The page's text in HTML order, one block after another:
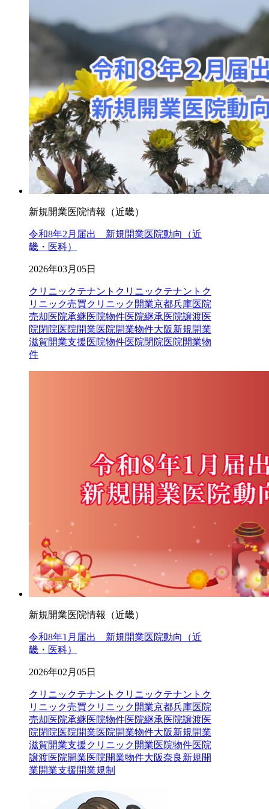
新規開業医院情報（近畿）
令和8年2月届出 新規開業医院動向（近
畿・医科）
2026年03月05日
クリニックテナント クリニックテナントク
リニック売買クリニック開業京都兵庫医院
売却医院承継医院物件医院継承医院譲渡医
院閉院医院開業医院開業物件大阪新規開業
滋賀開業支援医院物件医院閉院医院開業物
件
新規開業医院情報（近畿）
令和8年1月届出 新規開業医院動向（近
畿・医科）
2026年02月05日
クリニックテナント クリニックテナントク
リニック売買クリニック開業京都兵庫医院
売却医院承継医院物件医院継承医院譲渡医
院閉院医院開業医院開業物件大阪新規開業
滋賀開業支援クリニック開業医院物件医院
譲渡医院開業医院開業物件大阪奈良 新規開
業開業支援開業規制